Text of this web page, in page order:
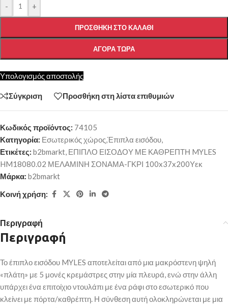
- +
ΠΡΟΣΘΉΚΗ ΣΤΟ ΚΑΛΆΘΙ
ΑΓΟΡΆ ΤΏΡΑ
Υπολογισμός αποστολής
Σύγκριση Προσθήκη στη λίστα επιθυμιών
Κωδικός προϊόντος: 74105
Κατηγορία: Εσωτερικός χώρος,Έπιπλα εισόδου,
Ετικέτες: b2bmarkt ΕΠΙΠΛΟ ΕΙΣΟΔΟΥ ΜΕ ΚΑΘΡΕΠΤΗ MYLES
HM18080.02 ΜΕΛΑΜΙΝΗ ΣΟΝΑΜΑ-ΓΚΡΙ 100x37x200Υεκ
Μάρκα: b2bmarkt
Κοινή χρήση:
Περιγραφή
Περιγραφή
Το έπιπλο εισόδου MYLES αποτελείται από μια μακρόστενη ψηλή
«πλάτη» με 5 μονές κρεμάστρες στην μία πλευρά, ενώ στην άλλη
υπάρχει ένα επιτοίχιο ντουλάπι με ένα ράφι στο εσωτερικό που
κλείνει με πόρτα/καθρέπτη. Η σύνθεση αυτή ολοκληρώνεται με μια